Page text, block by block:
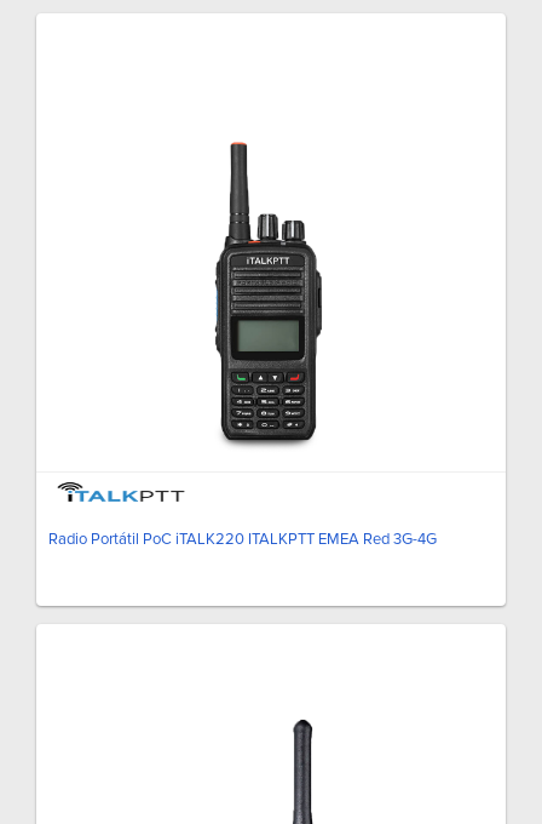
Radio Portátil PoC iTALK220 ITALKPTT EMEA Red 3G-4G